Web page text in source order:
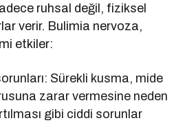
ruhsal değil, fiziksel
verir. Bulimia nervoza,
etkiler:
Sürekli kusma, mide
zarar vermesine neden
gibi ciddi sorunlar